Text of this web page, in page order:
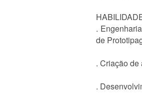
.
de
. Criação
.